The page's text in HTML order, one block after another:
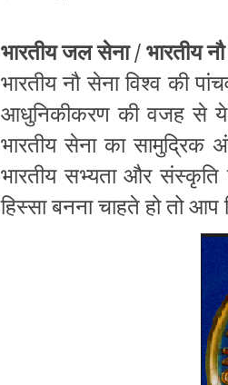
भारतीय जल सेना / भारतीय
भारतीय नौ सेना विश्व की
आधुनिकीकरण की वजह से ये
भारतीय सेना का सामुद्रिक
भारतीय सभ्यता और संस्कृति
हिस्सा बनना चाहते हो तो